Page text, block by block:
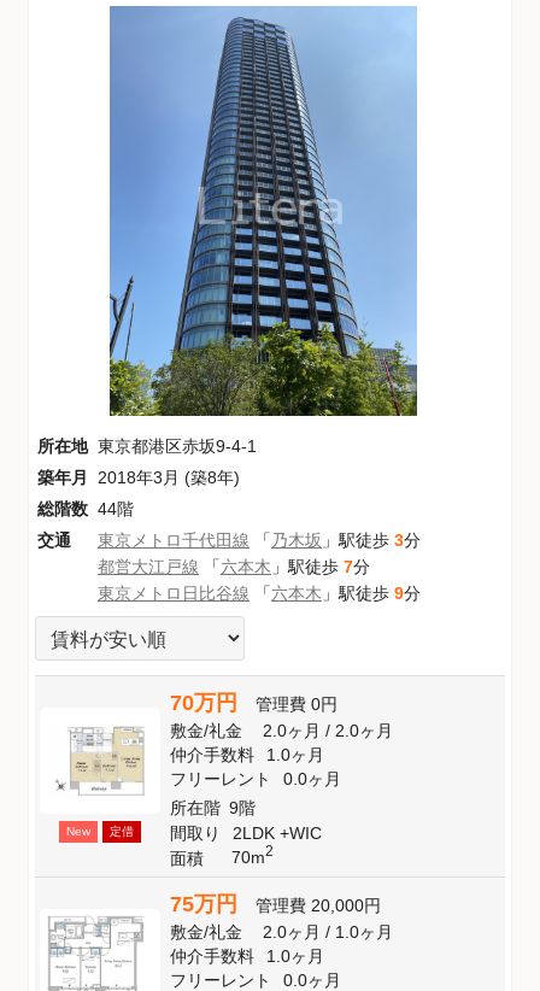
所在地 東京都港区赤坂9-4-1
築年月
2018年3月 (築8年)
総階数 44階
交通
東京メトロ千代田線 「乃木坂 」駅徒歩 3分
都営大江戸線 「六本木 」駅徒歩 7分
東京メトロ日比谷線 「六本木 」駅徒歩 9分
New 定借
70万円 管理費 0円
敷金/礼金 2.0ヶ月/ 2.0ヶ月
仲介手数料
1.0ヶ月
フリーレント
0.0ヶ月
所在階 9階
間取り
2LDK +WIC
面積
70m2
75万円 管理費 20,000円
敷金/礼金 2.0ヶ月/ 1.0ヶ月
仲介手数料
1.0ヶ月
フリーレント
0.0ヶ月